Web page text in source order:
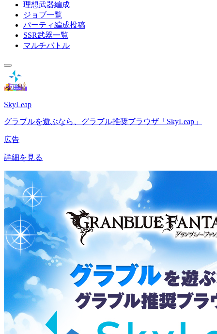
理想武器編成
ジョブ一覧
パーティ編成投稿
SSR武器一覧
マルチバトル
SkyLeap
グラブルを遊ぶなら、グラブル推奨ブラウザ「SkyLeap」
広告
詳細を見る